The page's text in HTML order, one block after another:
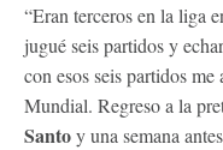
“Eran terceros en la liga
jugué seis partidos y
con esos seis partidos
Mundial. Regreso a la
Santoy una semana